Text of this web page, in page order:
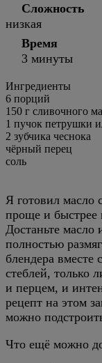
Сложность
низкая
Время
3 минуты
Ингредиенты
6 порций
150 г сливочного
1 пучок петрушки
2 зубчика чеснока
чёрный перец
соль
Я готовил масло
проще и быстрее
Достаньте масло
полностью
блендера вместе
стеблей, только
и перцем, и
рецепт на этом
можно
Что ещё можно